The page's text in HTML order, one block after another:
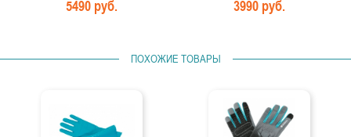
5490 руб. 3990 руб.
ПОХОЖИЕ ТОВАРЫ